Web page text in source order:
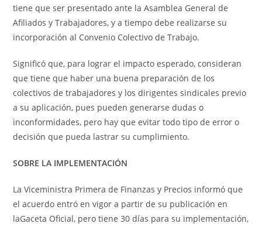
tiene que ser presentado ante la Asamblea General de
Afiliados y Trabajadores, y a tiempo debe realizarse su
incorporación al Convenio Colectivo de Trabajo.
Significó que, para lograr el impacto esperado, consideran
que tiene que haber una buena preparación de los
colectivos de trabajadores y los dirigentes sindicales previo
a su aplicación, pues pueden generarse dudas o
inconformidades, pero hay que evitar todo tipo de error o
decisión que pueda lastrar su cumplimiento.
SOBRE LA IMPLEMENTACIÓN
La Viceministra Primera de Finanzas y Precios informó que
el acuerdo entró en vigor a partir de su publicación en
laGaceta Oficial, pero tiene 30 días para su implementación,